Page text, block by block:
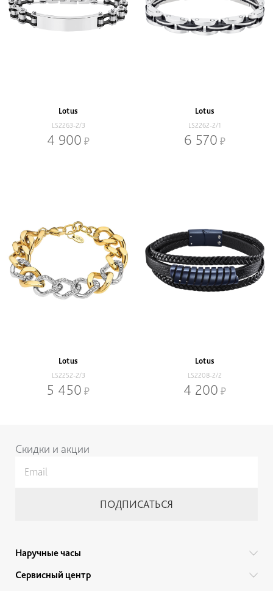
Lotus
LS2263-2/3
4 900
Lotus
LS2262-2/1
6 570
Lotus
LS2252-2/3
5 450
Lotus
LS2208-2/2
4 200
Скидки и акции
Наручные часы
Все бренды
Сервисный центр